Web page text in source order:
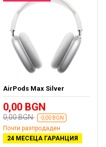
AirPods Max Silver
0,00 BGN
0,00 BGN -0,00 BGN
Почти разпродаден
24 МЕСЕЦА ГАРАНЦИЯ